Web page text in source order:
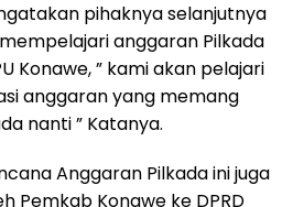
pihaknya selanjutnya
anggaran Pilkada
Konawe, ” kami akan pelajari
anggaran yang memang
nanti ” Katanya.
Anggaran Pilkada ini juga
Pemkab Konawe ke DPRD